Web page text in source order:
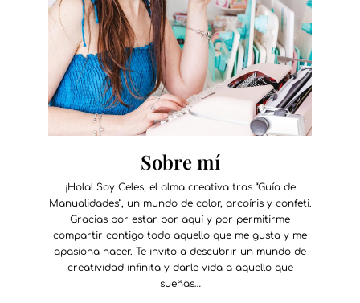
Sobre mí
¡Hola! Soy Celes, el alma creativa tras “Guía de
Manualidades”, un mundo de color, arcoíris y confeti.
Gracias por estar por aquí y por permitirme
compartir contigo todo aquello que me gusta y me
apasiona hacer. Te invito a descubrir un mundo de
creatividad infinita y darle vida a aquello que
sueñas…